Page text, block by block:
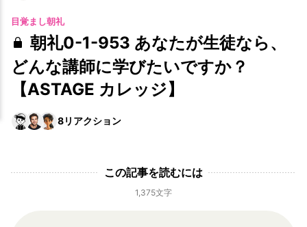
目覚まし朝礼
朝礼0-1-953 あなたが生徒なら、
どんな講師に学びたいですか？
【ASTAGE カレッジ】
8リアクション
この記事を読むには
1,375文字